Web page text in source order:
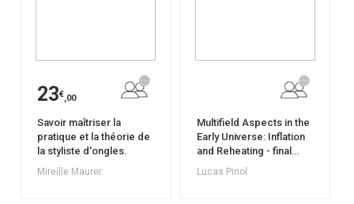
23€,00
Savoir maîtriser la
pratique et la théorie de
la styliste d'ongles.
Mireille Maurer
Multifield Aspects in the
Early Universe: Inflation
and Reheating - final
version to print
Lucas Pinol